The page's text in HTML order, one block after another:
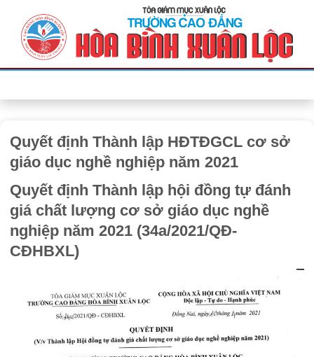
Quyết định Thành lập HĐTĐGCL cơ sở
giáo dục nghề nghiệp năm 2021
Quyết định Thành lập hội đồng tự đánh
giá chất lượng cơ sở giáo dục nghề
nghiệp năm 2021 (34a/2021/QĐ-
CĐHBXL)